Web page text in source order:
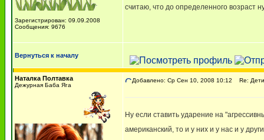
Зарегистрирован: 09.09.2008
Сообщения: 9676
считаю, что до определенного возраст
Вернуться к началу
Наталка Полтавка
Дежурная Баба Яга
Добавлено: Ср Сен 10, 2008 10:12 Re:
Ну если ставить ударение на
американский, то и у них и у нас и у